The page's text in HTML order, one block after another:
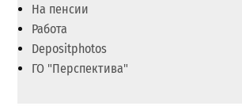
На пенсии
Работа
Depositphotos
ГО "Перспектива"